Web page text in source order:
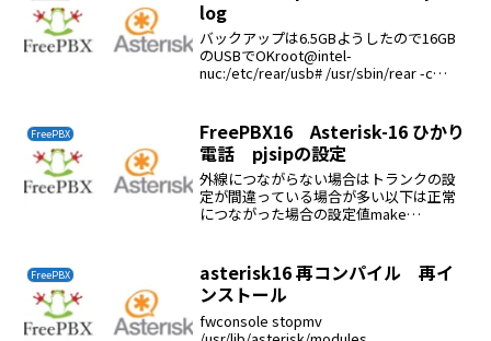
log
バックアップは6.5GBようしたので16GB
のUSBでOKroot@intel-
nuc:/etc/rear/usb# /usr/sbin/rear -c
FreePBX
FreePBX16 Asterisk-16 ひかり
電話 pjsipの設定
外線につながらない場合はトランクの設
定が間違っている場合が多い以下は正常
につながった場合の設定値make
定pjsip設定タブGeneral...
FreePBX
asterisk16 再コンパイル 再イ
ンストール
fwconsole stopmv